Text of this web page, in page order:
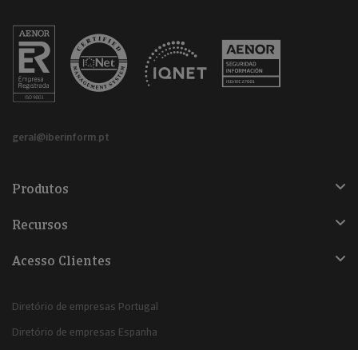
geral@iberinform.pt
Produtos
Recursos
Acesso Clientes
Diretório de empresas Portugal
Diretório de empresas Espanha